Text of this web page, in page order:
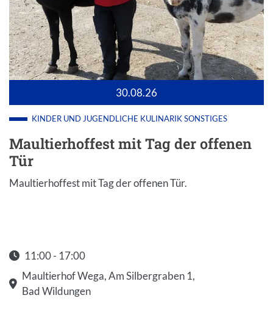
30.08.26
KINDER UND JUGENDLICHE KULINARIKSONSTIGES
Maultierhoffest mit Tag der offenen
Tür
Maultierhoffest mit Tag der offenen Tür.
11:00 - 17:00
Startzeit: 11:00
Maultierhof Wega, Am Silbergraben 1,
Bad Wildungen